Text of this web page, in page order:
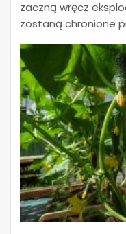
zaczną wręcz
zostaną chronione